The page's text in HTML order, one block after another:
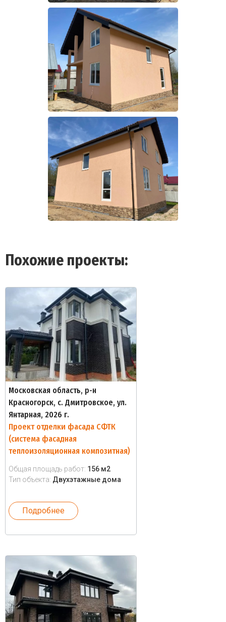
Похожие проекты:
Московская область, р-н
Красногорск, с. Дмитровское, ул.
Янтарная, 2026 г.
Проект отделки фасада СФТК
(система фасадная
теплоизоляционная композитная)
Общая площадь работ: 156 м2
Тип объекта: Двухэтажные дома
Подробнее